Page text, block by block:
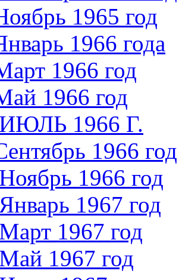
1965 год
1966 года
1966 год
1966 год
1966 Г.
1966 год
1966 год
1967 год
1967 год
1967 год